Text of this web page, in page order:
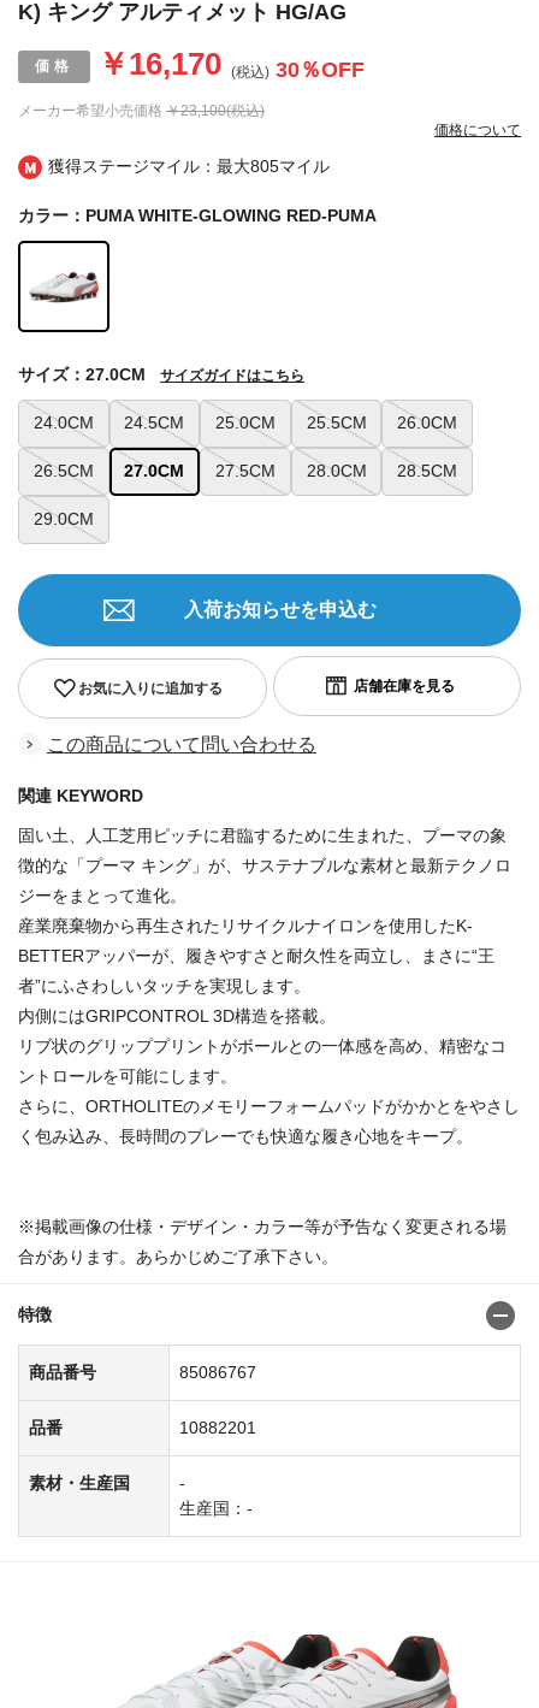
獲得ステージマイル：最大805マイル
K) キング アルティメット HG/AG
メーカー希望小売価格 ￥23,100(税込)
￥16,170 (税込) 30％OFF
価格について
カラー：PUMA WHITE-GLOWING RED-PUMA
24.0CM 24.5CM 25.0CM 25.5CM 26.0CM
26.5CM 27.0CM 27.5CM 28.0CM 28.5CM
29.0CM
サイズ：27.0CM サイズガイドはこちら
お気に入りに追加する
入荷お知らせを申込む
この商品について問い合わせる
関連 KEYWORD
固い土、人工芝用ピッチに君臨するために生まれた、プーマの象
徴的な「プーマ キング」が、サステナブルな素材と最新テクノロ
ジーをまとって進化。
産業廃棄物から再生されたリサイクルナイロンを使用したK-
BETTERアッパーが、履きやすさと耐久性を両立し、まさに“王
者”にふさわしいタッチを実現します。
内側にはGRIPCONTROL 3D構造を搭載。
リブ状のグリッププリントがボールとの一体感を高め、精密なコ
ントロールを可能にします。
さらに、ORTHOLITEのメモリーフォームパッドがかかとをやさし
く包み込み、長時間のプレーでも快適な履き心地をキープ。
※掲載画像の仕様・デザイン・カラー等が予告なく変更される場
合があります。あらかじめご了承下さい。
特徴
商品番号 85086767
品番 10882201
素材・生産国
-
生産国：-